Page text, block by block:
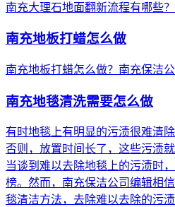
南充大理石地面翻新流程有哪些
南充地板打蜡怎么做
南充地板打蜡怎么做？南充保洁
南充地毯清洗需要怎么做
有时地毯上有明显的污渍很难清
否则，放置时间长了，这些污渍
当谈到难以去除地毯上的污渍时
榜。然而，南充保洁公司编辑相
毯清洁方法，去除难以去除的污